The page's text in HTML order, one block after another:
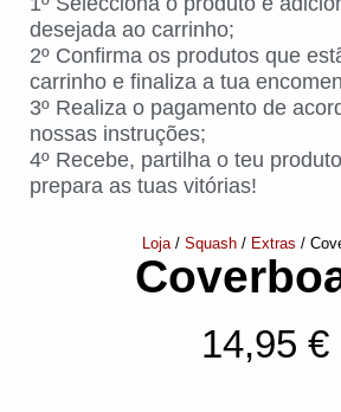
desejada ao carrinho;
2º Confirma os produtos que
carrinho e finaliza a tua
3º Realiza o pagamento de
nossas instruções;
4º Recebe, partilha o teu
prepara as tuas vitórias!
Loja / Squash / Extras /
14,95 €